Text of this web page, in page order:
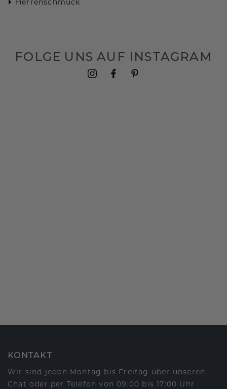
FOLGE UNS AUF INSTAGRAM
KONTAKT
Wir sind jeden Montag bis Freitag über unseren
Chat oder per Telefon von 09:00 bis 17:00 Uhr